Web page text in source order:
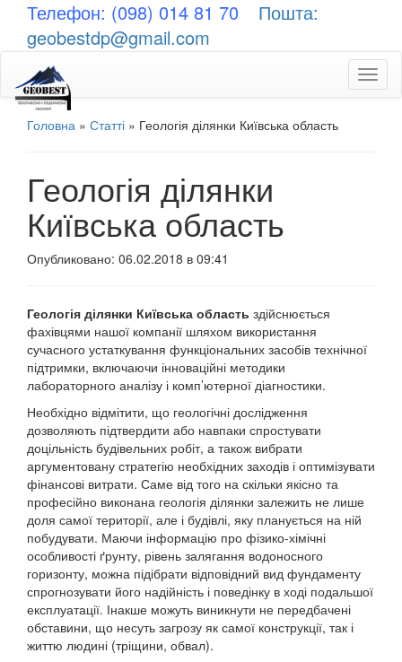
Телефон: (098) 014 81 70
Пошта:
geobestdp@gmail.com
Головна » Статті » Геологія ділянки Київська область
Геологія ділянки
Київська область
Опубликовано: 06.02.2018 в 09:41
Геологія ділянки Київська область здійснюється
фахівцями нашої компанії шляхом використання
сучасного устаткування функціональних засобів технічної
підтримки, включаючи інноваційні методики
лабораторного аналізу і комп’ютерної діагностики.
Необхідно відмітити, що геологічні дослідження
дозволяють підтвердити або навпаки спростувати
доцільність будівельних робіт, а також вибрати
аргументовану стратегію необхідних заходів і оптимізувати
фінансові витрати. Саме від того на скільки якісно та
професійно виконана геологія ділянки залежить не лише
доля самої території, але і будівлі, яку планується на ній
побудувати. Маючи інформацію про фізико-хімічні
особливості ґрунту, рівень залягання водоносного
горизонту, можна підібрати відповідний вид фундаменту
спрогнозувати його надійність і поведінку в ході подальшої
експлуатації. Інакше можуть виникнути не передбачені
обставини, що несуть загрозу як самої конструкції, так і
життю людині (тріщини, обвал).